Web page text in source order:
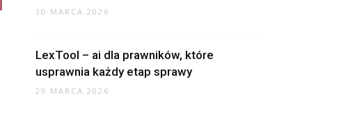
30 MARCA 2026
LexTool – ai dla prawników, które
usprawnia każdy etap sprawy
29 MARCA 2026